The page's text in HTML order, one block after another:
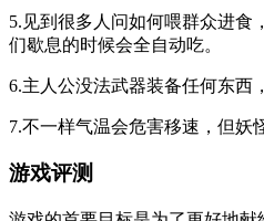
5.见到很多人问如何喂群众进食
们歇息的时候会全自动吃。
6.主人公没法武器装备任何东西
7.不一样气温会危害移速，但妖
游戏评测